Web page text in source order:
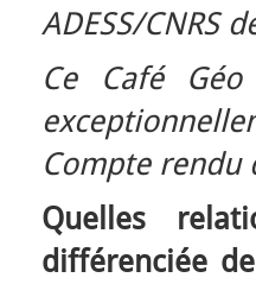
ADESS/CNRS
Ce Café
Compte rendu
Quelles
différenciée